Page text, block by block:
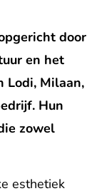
door
en het
Lodi, Milaan,
Hun
zowel
esthetiek